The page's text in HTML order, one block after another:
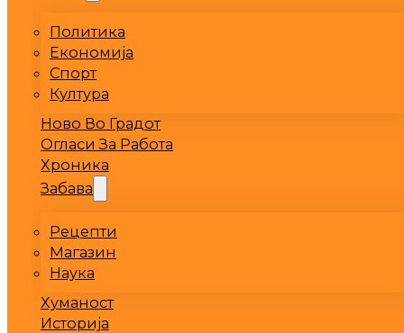
Политика
Економија
Спорт
Култура
Ново Во Градот
Огласи За Работа
Хроника
Забава
Рецепти
Магазин
Наука
Хуманост
Историја